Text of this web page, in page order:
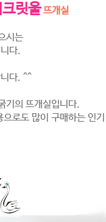
릿울 뜨개실
시는
다.
다. ^^
기의 뜨개실입니다.
로도 많이 구매하는 인기